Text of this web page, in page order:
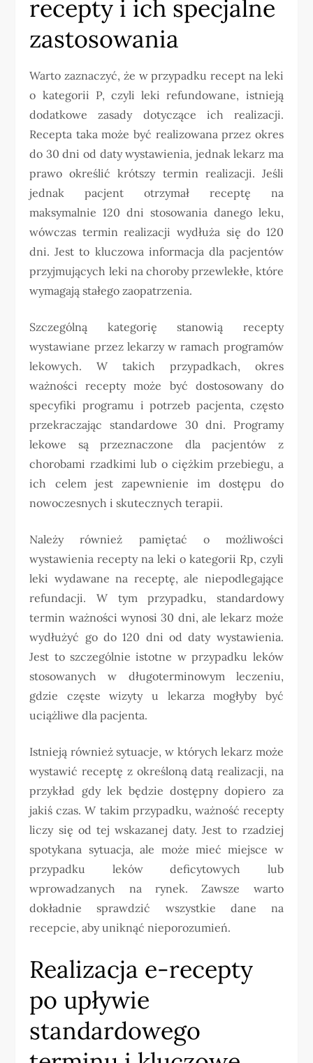
recepty i ich specjalne
zastosowania
Warto zaznaczyć, że w przypadku recept na leki
o kategorii P, czyli leki refundowane, istnieją
dodatkowe zasady dotyczące ich realizacji.
Recepta taka może być realizowana przez okres
do 30 dni od daty wystawienia, jednak lekarz ma
prawo określić krótszy termin realizacji. Jeśli
jednak pacjent otrzymał receptę na
maksymalnie 120 dni stosowania danego leku,
wówczas termin realizacji wydłuża się do 120
dni. Jest to kluczowa informacja dla pacjentów
przyjmujących leki na choroby przewlekłe, które
wymagają stałego zaopatrzenia.
Szczególną kategorię stanowią recepty
wystawiane przez lekarzy w ramach programów
lekowych. W takich przypadkach, okres
ważności recepty może być dostosowany do
specyfiki programu i potrzeb pacjenta, często
przekraczając standardowe 30 dni. Programy
lekowe są przeznaczone dla pacjentów z
chorobami rzadkimi lub o ciężkim przebiegu, a
ich celem jest zapewnienie im dostępu do
nowoczesnych i skutecznych terapii.
Należy również pamiętać o możliwości
wystawienia recepty na leki o kategorii Rp, czyli
leki wydawane na receptę, ale niepodlegające
refundacji. W tym przypadku, standardowy
termin ważności wynosi 30 dni, ale lekarz może
wydłużyć go do 120 dni od daty wystawienia.
Jest to szczególnie istotne w przypadku leków
stosowanych w długoterminowym leczeniu,
gdzie częste wizyty u lekarza mogłyby być
uciążliwe dla pacjenta.
Istnieją również sytuacje, w których lekarz może
wystawić receptę z określoną datą realizacji, na
przykład gdy lek będzie dostępny dopiero za
jakiś czas. W takim przypadku, ważność recepty
liczy się od tej wskazanej daty. Jest to rzadziej
spotykana sytuacja, ale może mieć miejsce w
przypadku leków deficytowych lub
wprowadzanych na rynek. Zawsze warto
dokładnie sprawdzić wszystkie dane na
recepcie, aby uniknąć nieporozumień.
Realizacja e-recepty
po upływie
standardowego